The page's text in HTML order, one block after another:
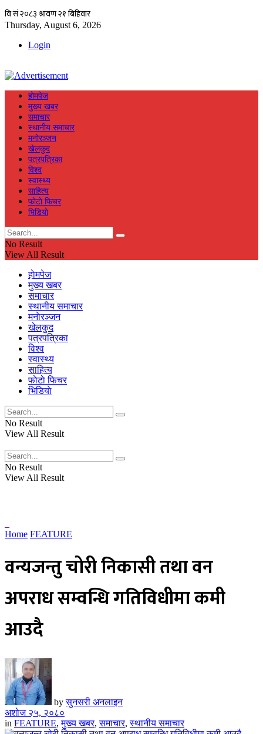
Thursday, August 6, 2026
Login
हाेमपेज
मुख्य खबर
समाचार
स्थानीय समाचार
मनाेरञ्जन
खेलकुद
पत्रपत्रिका
विश्व
स्वास्थ्य
साहित्य
फाेटाे फिचर
भिडियाे
No Result
View All Result
हाेमपेज
मुख्य खबर
समाचार
स्थानीय समाचार
मनाेरञ्जन
खेलकुद
पत्रपत्रिका
विश्व
स्वास्थ्य
साहित्य
फाेटाे फिचर
भिडियाे
No Result
View All Result
No Result
View All Result
Home FEATURE
वन्यजन्तु चोरी निकासी तथा वन
अपराध सम्वन्धि गतिविधीमा कमी
आउदै
by सुनसरी अनलाइन
अशोज २५, २०८०
in FEATURE,मुख्य खबर,समाचार,स्थानीय समाचार